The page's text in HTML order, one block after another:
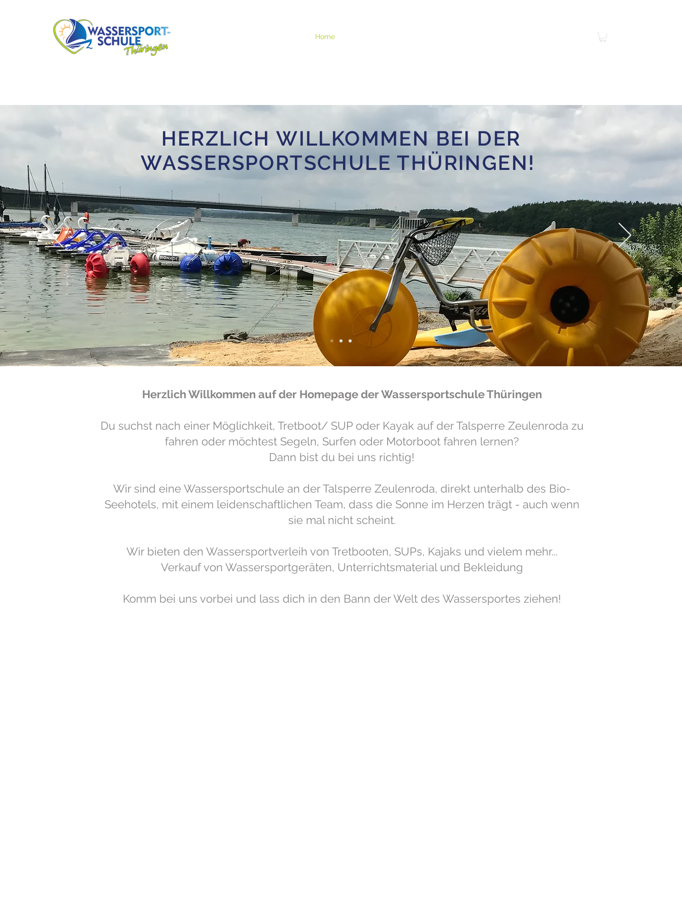
Home
HERZLICH WILLKOMMEN BEI DER
WASSERSPORTSCHULE THÜRINGEN!
Herzlich Willkommen auf der Homepage der Wassersportschule Thüringen
Du suchst nach einer Möglichkeit, Tretboot/ SUP oder Kayak auf der Talsperre Zeulenroda zu
fahren oder möchtest Segeln, Surfen oder Motorboot fahren lernen?
Dann bist du bei uns richtig!
Wir sind eine Wassersportschule an der Talsperre Zeulenroda, direkt unterhalb des Bio-
Seehotels, mit einem leidenschaftlichen Team, dass die Sonne im Herzen trägt - auch wenn
sie mal nicht scheint.
Wir bieten den Wassersportverleih von Tretbooten, SUPs, Kajaks und vielem mehr...
Verkauf von Wassersportgeräten, Unterrichtsmaterial und Bekleidung
Komm bei uns vorbei und lass dich in den Bann der Welt des Wassersportes ziehen!